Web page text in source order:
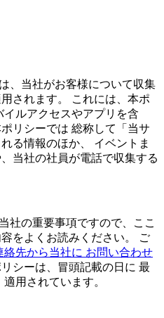
、当社がお客様について収集
されます。 これには、本ポ
ルアクセスやアプリを含
リシーでは 総称して「当サ
る情報のほか、 イベントま
当社の社員が電話で収集する
社の重要事項ですので、ここ
をよくお読みください。 ご
絡先から当社に お問い合わせ
シーは、冒頭記載の日に 最
用されています。